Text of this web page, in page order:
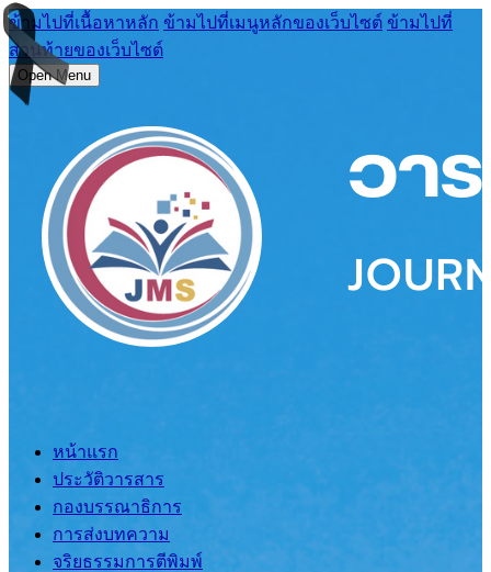
ข้ามไปที่เนื้อหาหลัก ข้ามไปที่เมนูหลักของเว็บไซต์ ข้ามไปที่
ส่วนท้ายของเว็บไซต์
Open Menu
หน้าแรก
ประวัติวารสาร
กองบรรณาธิการ
การส่งบทความ
จริยธรรมการตีพิมพ์